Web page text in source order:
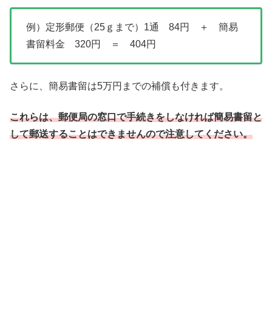
例）定形郵便（25ｇまで）1通 84円 ＋ 簡易
書留料金 320円 ＝ 404円
さらに、簡易書留は5万円までの補償も付きます。
これらは、郵便局の窓口で手続きをしなければ簡易書留と
して郵送することはできませんので注意してください。